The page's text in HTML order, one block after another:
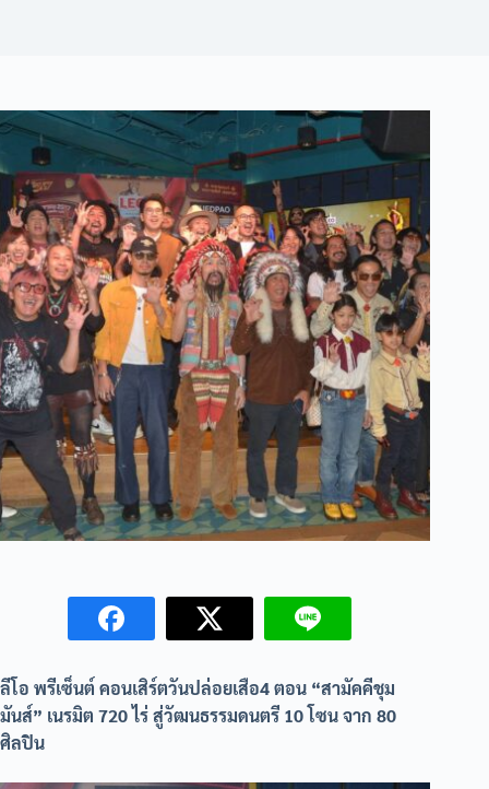
ลีโอ พรีเซ็นต์ คอนเสิร์ตวันปล่อยเสือ4 ตอน “สามัคคีชุม
มันส์” เนรมิต 720 ไร่ สู่วัฒนธรรมดนตรี 10 โซน จาก 80
ศิลปิน